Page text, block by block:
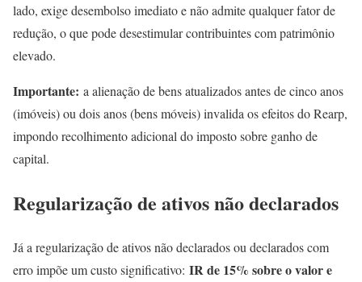
lado, exige desembolso imediato e não admite qualquer fator de
redução, o que pode desestimular contribuintes com patrimônio
elevado.
Importante: a alienação de bens atualizados antes de cinco anos
(imóveis) ou dois anos (bens móveis) invalida os efeitos do Rearp,
impondo recolhimento adicional do imposto sobre ganho de
capital.
Regularização de ativos não declarados
Já a regularização de ativos não declarados ou declarados com
erro impõe um custo significativo: IR de 15% sobre o valor e